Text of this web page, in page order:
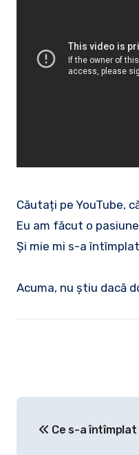
Căutați pe YouTube,
Eu am făcut o
Și mie mi s-a
Acuma, nu știu dacă
Ce s-a întîmplat